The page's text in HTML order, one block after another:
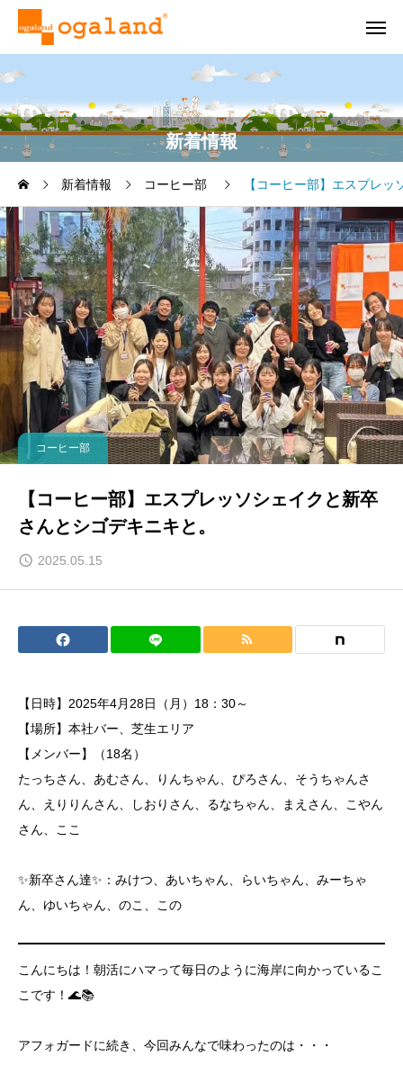
新着情報
新着情報 コーヒー部 【コーヒー部】エスプレ
コーヒー部
【コーヒー部】エスプレッソシェイクと新卒
さんとシゴデキニキと。
2025.05.15
【日時】2025年4月28日（月）18：30～
【場所】本社バー、芝生エリア
【メンバー】（18名）
たっちさん、あむさん、りんちゃん、ぴろさん、そうちゃんさ
ん、えりりんさん、しおりさん、るなちゃん、まえさん、こやん
さん、ここ
✨新卒さん達✨：みけつ、あいちゃん、らいちゃん、みーちゃ
ん、ゆいちゃん、のこ、この
こんにちは！朝活にハマって毎日のように海岸に向かっているこ
こです！🌊📚
アフォガードに続き、今回みんなで味わったのは・・・